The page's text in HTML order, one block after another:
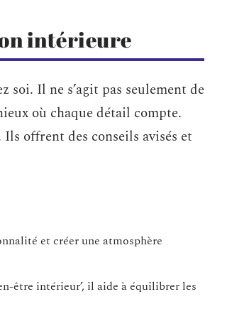
intérieure
soi. Il ne s’agit pas seulement de
où chaque détail compte.
offrent des conseils avisés et
et créer une atmosphère
être intérieur’, il aide à équilibrer les